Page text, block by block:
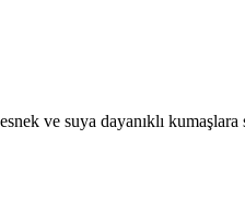
ve suya dayanıklı